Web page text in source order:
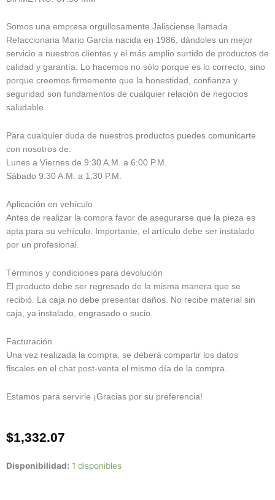
Somos una empresa orgullosamente Jalisciense llamada
Refaccionaria Mario García nacida en 1986, dándoles un mejor
servicio a nuestros clientes y el más amplio surtido de productos de
calidad y garantía. Lo hacemos no sólo porque es lo correcto, sino
porque creemos firmemente que la honestidad, confianza y
seguridad son fundamentos de cualquier relación de negocios
saludable.
Para cualquier duda de nuestros productos puedes comunicarte
con nosotros de:
Lunes a Viernes de 9:30 A.M. a 6:00 P.M.
Sábado 9:30 A.M. a 1:30 P.M.
Aplicación en vehículo
Antes de realizar la compra favor de asegurarse que la pieza es
apta para su vehículo. Importante, el artículo debe ser instalado
por un profesional.
Términos y condiciones para devolución
El producto debe ser regresado de la misma manera que se
recibió. La caja no debe presentar daños. No recibe material sin
caja, ya instalado, engrasado o sucio.
Facturación
Una vez realizada la compra, se deberá compartir los datos
fiscales en el chat post-venta el mismo día de la compra.
Estamos para servirle ¡Gracias por su preferencia!
$1,332.07
Disponibilidad: 1 disponibles